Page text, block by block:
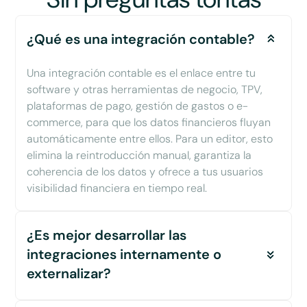
¿Qué es una integración contable?
Una integración contable es el enlace entre tu
software y otras herramientas de negocio, TPV,
plataformas de pago, gestión de gastos o e-
commerce, para que los datos financieros fluyan
automáticamente entre ellos. Para un editor, esto
elimina la reintroducción manual, garantiza la
coherencia de los datos y ofrece a tus usuarios
visibilidad financiera en tiempo real.
¿Es mejor desarrollar las
integraciones internamente o
externalizar?